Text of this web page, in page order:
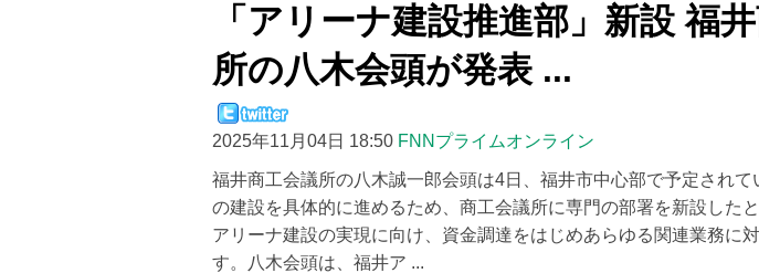
「アリーナ建設推進部」新設 福
所の八木会頭が発表 ...
2025年11月04日 18:50 FNNプライムオンライン
福井商工会議所の八木誠一郎会頭は4日、福井市中心部で予定されて
の建設を具体的に進めるため、商工会議所に専門の部署を新設したと
アリーナ建設の実現に向け、資金調達をはじめあらゆる関連業務に
す。八木会頭は、福井ア ...